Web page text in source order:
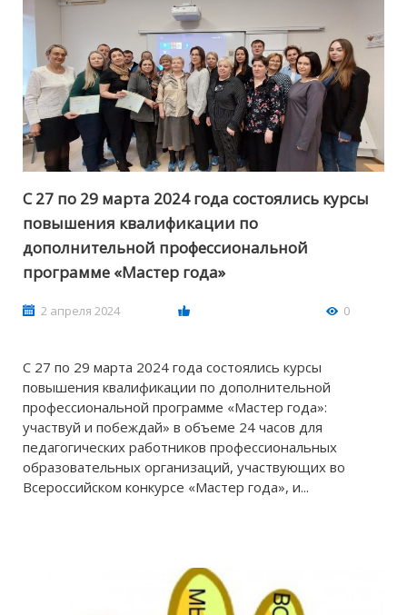
С 27 по 29 марта 2024 года состоялись курсы
повышения квалификации по
дополнительной профессиональной
программе «Мастер года»
2 апреля 2024 0
С 27 по 29 марта 2024 года состоялись курсы
повышения квалификации по дополнительной
профессиональной программе «Мастер года»:
участвуй и побеждай» в объеме 24 часов для
педагогических работников профессиональных
образовательных организаций, участвующих во
Всероссийском конкурсе «Мастер года», и...